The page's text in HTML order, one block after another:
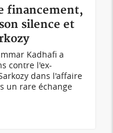
financement,
silence et
Kadhafi a
contre l'ex-
dans l'affaire
un rare échange